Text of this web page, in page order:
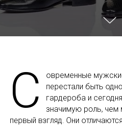
С
овременные
перестали быть
гардероба и
значимую роль, чем
первый взгляд. Они